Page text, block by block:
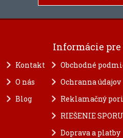
Informácie
Kontakt
O nás
Blog
Obchodné
Ochranna údajov
Reklamačný
RIEŠENIE
Doprava a platby